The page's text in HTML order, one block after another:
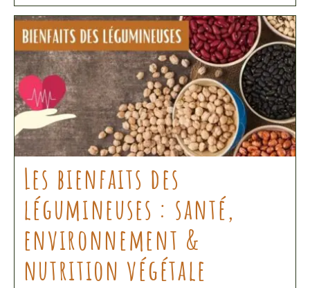
Les bienfaits des
légumineuses : santé,
environnement &
nutrition végétale